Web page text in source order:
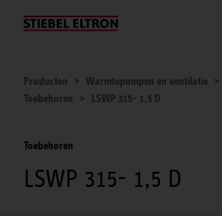
Actueel
Producten Warmtepompen en ventilatie
Toebehoren
LSWP 315- 1,5 D
Toebehoren
LSWP 315- 1,5 D